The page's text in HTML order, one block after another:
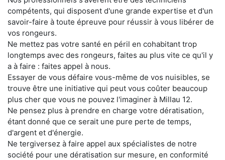
compétents, qui disposent d'une grande expertise et d'un
savoir-faire à toute épreuve pour réussir à vous libérer de
vos rongeurs.
Ne mettez pas votre santé en péril en cohabitant trop
longtemps avec des rongeurs, faites au plus vite ce qu'il y
a à faire : faites appel à nous.
Essayer de vous défaire vous-même de vos nuisibles, se
trouve être une initiative qui peut vous coûter beaucoup
plus cher que vous ne pouvez l'imaginer à Millau 12.
Ne pensez plus à prendre en charge votre dératisation,
étant donné que ce serait une pure perte de temps,
d'argent et d'énergie.
Ne tergiversez à faire appel aux spécialistes de notre
société pour une dératisation sur mesure, en conformité